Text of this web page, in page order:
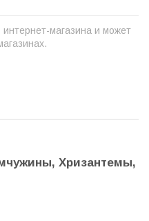
магазина и может
Хризантемы,